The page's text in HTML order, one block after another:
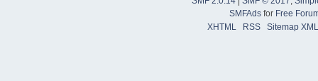
SMFAdsfor Free
XHTML
RSS Sitemap XML